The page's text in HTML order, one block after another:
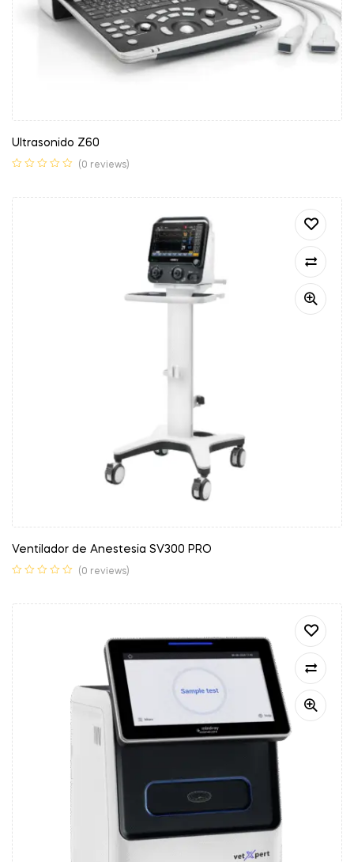
Ultrasonido Z60
(0 reviews)
Ventilador de Anestesia SV300 PRO
(0 reviews)